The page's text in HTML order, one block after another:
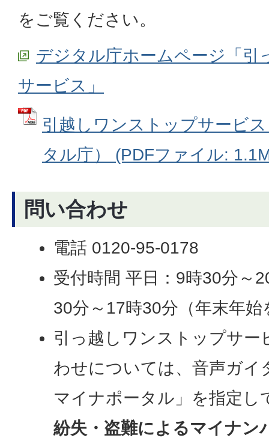
をご覧ください。
デジタル庁ホームページ「引
サービス」
引越しワンストップサービ
タル庁） (PDFファイル:
問い合わせ
電話 0120-95-0178
受付時間 平日：9時30分～
30分～17時30分（年末年始
引っ越しワンストップサー
わせについては、音声ガイ
マイナポータル」を指定し
紛失・盗難によるマイナン